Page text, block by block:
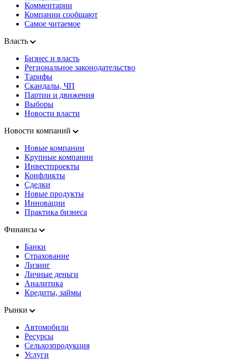
Комментарии
Компании сообщают
Самое читаемое
Власть
Бизнес и власть
Региональное законодательство
Тарифы
Скандалы, ЧП
Партии и движения
Выборы
Новости власти
Новости компаний
Новые компании
Крупные компании
Инвестпроекты
Конфликты
Сделки
Новые продукты
Инновации
Практика бизнеса
Финансы
Банки
Страхование
Лизинг
Личные деньги
Аналитика
Кредиты, займы
Рынки
Автомобили
Ресурсы
Сельхозпродукция
Услуги